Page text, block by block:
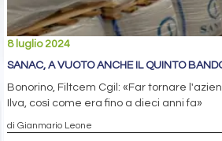
8 luglio 2024
SANAC, A VUOTO ANCHE IL QUINTO
Bonorino, Filtcem Cgil: «Far tornare
Ilva, così come era fino a dieci anni fa»
di Gianmario Leone